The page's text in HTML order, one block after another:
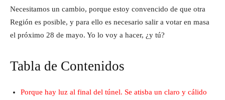
Necesitamos un cambio, porque estoy convencido de que otra
Región es posible, y para ello es necesario salir a votar en masa
el próximo 28 de mayo. Yo lo voy a hacer, ¿y tú?
Tabla de Contenidos
Porque hay luz al final del túnel. Se atisba un claro y cálido